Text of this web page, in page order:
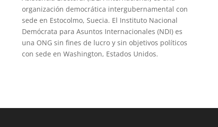
organización democrática intergubernamental con
sede en Estocolmo, Suecia. El Instituto Nacional
Demócrata para Asuntos Internacionales (NDI) es
una ONG sin fines de lucro y sin objetivos políticos
con sede en Washington, Estados Unidos.